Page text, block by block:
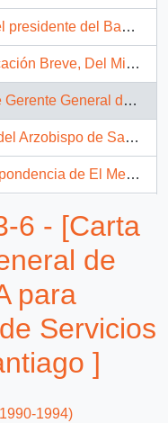
de Chile a para S.E El Presidente de la República ]
Ministerio de Vivienda y Urbanismo
Superintendente de Servicios Sanitarios Santiago ]
de Santiago]
de El Mercurio de Valparaíso]
Rozas de Rojo]
Presidenta de Haití]
6 - [Carta
de
para
Servicios
]
1994)